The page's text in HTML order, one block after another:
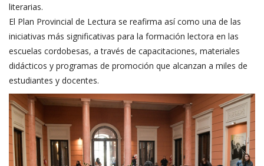
literarias.
El Plan Provincial de Lectura se reafirma así como una de las
iniciativas más significativas para la formación lectora en las
escuelas cordobesas, a través de capacitaciones, materiales
didácticos y programas de promoción que alcanzan a miles de
estudiantes y docentes.